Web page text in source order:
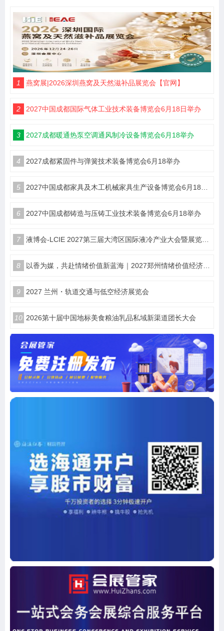
1 燕窝展|2026深圳燕窝及天然滋补品展览会【官网】
2 2027中国成都国际气体工业技术装备博览会6月18日举办
3 2027成都暖通热泵空调通风制冷设备博览会6月18举办
4 2027成都紧固件与弹簧技术装备博览会6月18举办
5 2027中国成都家具及木工机械家具生产设备博览会6月18举办
6 2027中国成都铸造与压铸工业技术装备博览会6月18举办
7 液博会-LCIE 2027第三届大湾区国际液冷产业大会暨展览会（深圳）
8 以香为媒，共赴情绪价值新蓝海｜2027郑州情绪价值经济博览会・香氛产业馆
9 2027 兰州・轨道交通与低空经济展览会
10 2026第十届中国地标美食粮油乳品私域新渠道团长大会